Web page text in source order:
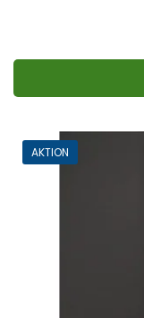
AKTION